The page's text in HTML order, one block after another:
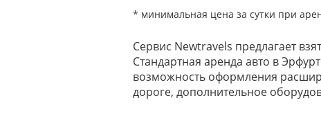
* минимальная цена за сутки при
Сервис Newtravels предлагает
Стандартная аренда авто в
возможность оформления
дороге, дополнительное